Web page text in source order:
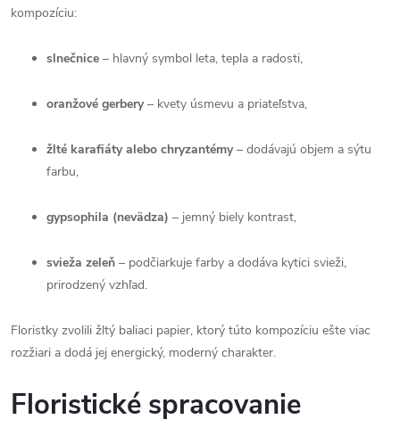
kompozíciu:
slnečnice – hlavný symbol leta, tepla a radosti,
oranžové gerbery– kvety úsmevu a priateľstva,
žlté karafiáty alebo chryzantémy– dodávajú objem a sýtu
farbu,
gypsophila (nevädza) – jemný biely kontrast,
svieža zeleň – podčiarkuje farby a dodáva kytici svieži,
prirodzený vzhľad.
Floristky zvolili žltý baliaci papier, ktorý túto kompozíciu ešte viac
rozžiari a dodá jej energický, moderný charakter.
Floristické spracovanie